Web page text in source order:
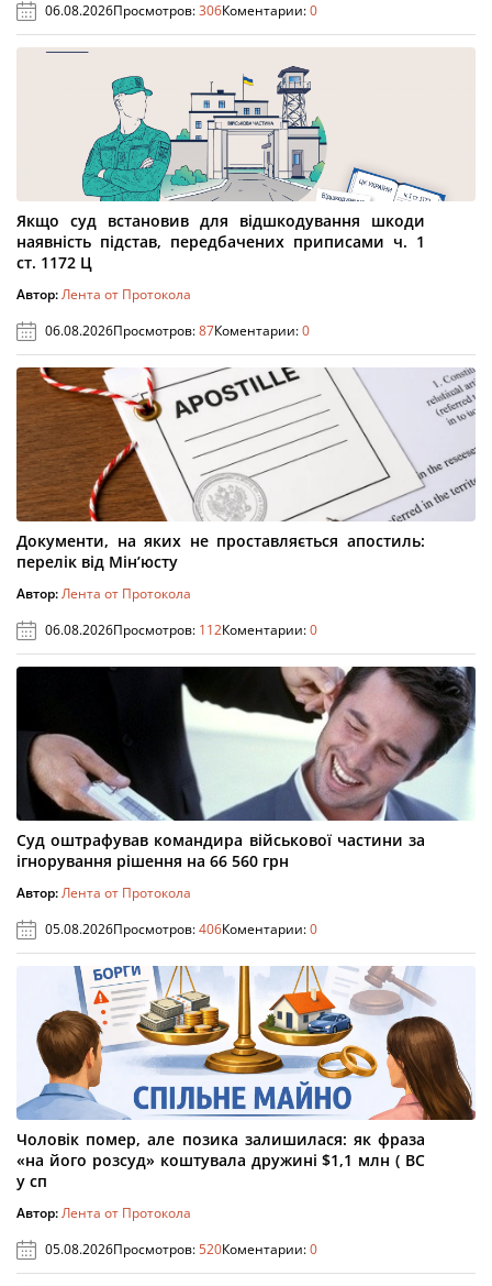
06.08.2026Просмотров:306Коментарии:0
Якщо суд встановив для відшкодування шкоди
наявність підстав, передбачених приписами ч. 1
ст. 1172 Ц
Автор:Лента от Протокола
06.08.2026Просмотров:87Коментарии:0
Документи, на яких не проставляється апостиль:
перелік від Мін’юсту
Автор:Лента от Протокола
06.08.2026Просмотров: 112Коментарии:0
Суд оштрафував командира військової частини за
ігнорування рішення на 66 560 грн
Автор:Лента от Протокола
05.08.2026Просмотров:406Коментарии:0
Чоловік помер, але позика залишилася: як фраза
«на його розсуд» коштувала дружині $1,1 млн ( ВС
у сп
Автор:Лента от Протокола
05.08.2026Просмотров:520Коментарии:0